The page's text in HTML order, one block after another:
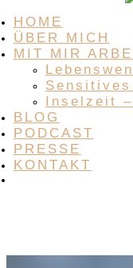
HOME
ÜBER MICH
MIT MIR
Inselzeit
BLOG
PODCAST
PRESSE
KONTAKT